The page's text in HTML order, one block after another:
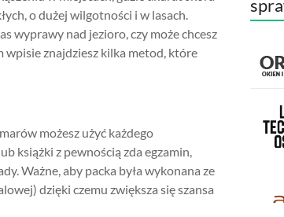
o dużej wilgotności i w lasach.
wyprawy nad jezioro, czy może chcesz
znajdziesz kilka metod, które
możesz użyć każdego
książki z pewnością zda egzamin,
Ważne, aby packa była wykonana ze
dzięki czemu zwiększa się szansa